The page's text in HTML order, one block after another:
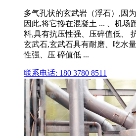
多气孔状的玄武岩（浮石）,因
因此,将它搀在混凝土 ... 、机场
料,具有抗压性强、压碎值低、
玄武石,玄武石具有耐磨、吃水
性强、压 碎值低 ...
联系电话: 180 3780 8511